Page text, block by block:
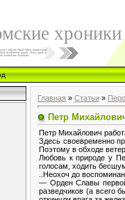
хроники
Главная » Статьи »
Петр
Петр Михайлович
Здесь своевременно
Поэтому в обходе
Любовь к природе у
голосам, ходить
..Неохоч до
— Орден Славы первой
разведчиков (а всего